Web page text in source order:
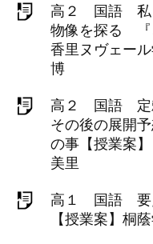
高２ 国語 私
物像を探る 『
香里ヌヴェー
博
高２ 国語 定
その後の展開
の事【授業案
美里
高１ 国語 要
【授業案】桐